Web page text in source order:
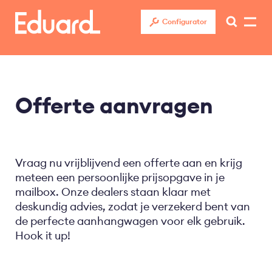
Overslaan
naar
Configurator
Offerte aanvragen
Vraag nu vrijblijvend een offerte aan en krijg
meteen een persoonlijke prijsopgave in je
mailbox. Onze dealers staan klaar met
deskundig advies, zodat je verzekerd bent van
de perfecte aanhangwagen voor elk gebruik.
Hook it up!